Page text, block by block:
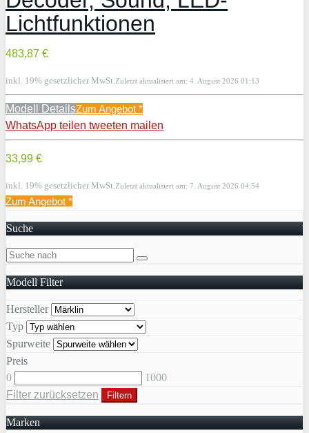
Lichtfunktionen
483,87 €
inkl. 19% gesetzlicher MwSt. Zuletzt aktualisiert am: 4. August 2026 01:13
Modell DetailsZum Angebot *
WhatsApp teilen tweeten mailen
33,99 €
inkl. 19% gesetzlicher MwSt. Zuletzt aktualisiert am: 7. August 2026 04:54
Zum Angebot *
Suche
Modell Filter
Hersteller
Typ
Spurweite
Preis
0
1000
Filter zurücksetzen
Filtern
Marken